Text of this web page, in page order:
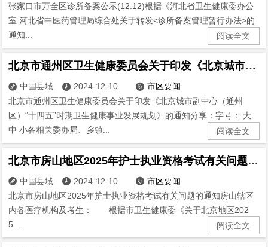
张家口市万全区诊所备案公示(12.12)根据《河北省卫生健康委办公
室 河北省中医药管理局综合处关于转发<诊所备案管理暂行办法>的
通知...
阅读全文
北京市通州区卫生健康委员会关于印发《北京城市副中心（通州区）“十四五”时期卫生健康事业发展规划》的通知
 中国县域  2024-12-10  市区要闻
北京市通州区卫生健康委员会关于印发《北京城市副中心（通州
区）“十四五”时期卫生健康事业发展规划》的通知分享：字号： 大
中 小各相关委办局、乡镇...
阅读全文
北京市房山地区2025年护士执业资格考试有关问题的通知
 中国县域  2024-12-10  市区要闻
北京市房山地区2025年护士执业资格考试有关问题的通知房山辖区
内各医疗机构及考生： 根据市卫生健康委《关于北京地区202
5...
阅读全文